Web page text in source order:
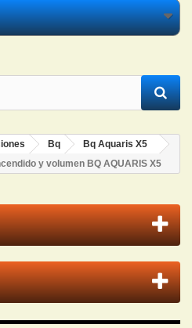
Bq
Bq Aquaris X5
y volumen BQ AQUARIS X5